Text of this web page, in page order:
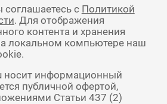
соглашаетесь с Политикой
. Для отображения
контента и хранения
локальном компьютере наш
носит информационный
публичной офертой,
Статьи 437 (2)